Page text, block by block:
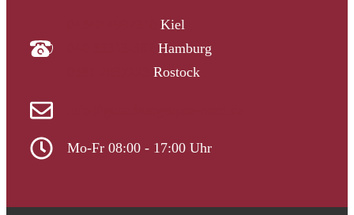
Kiel
Hamburg
Rostock
Mo-Fr 08:00 - 17:00 Uhr